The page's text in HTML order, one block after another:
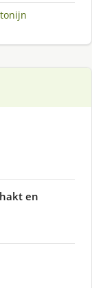
en